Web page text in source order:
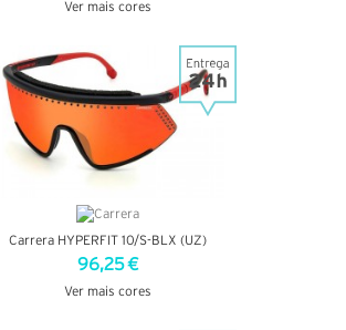
Ver mais cores
Carrera HYPERFIT 10/S-BLX (UZ)
96,25 €
Ver mais cores